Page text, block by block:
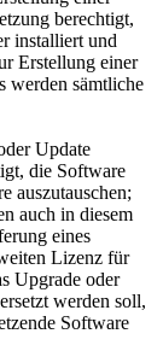
berechtigt,
installiert und
Erstellung einer
werden sämtliche
Update
die Software
auszutauschen;
auch in diesem
eines
Lizenz für
Upgrade oder
werden soll,
Software